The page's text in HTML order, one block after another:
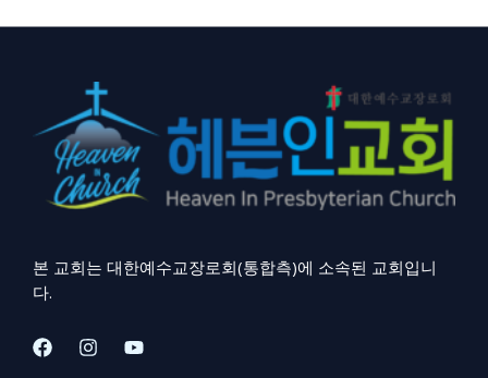
본 교회는 대한예수교장로회(통합측)에 소속된 교회입니
다.